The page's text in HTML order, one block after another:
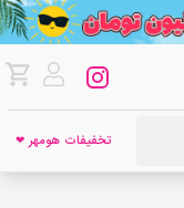
تخفیفات هومهر ❤